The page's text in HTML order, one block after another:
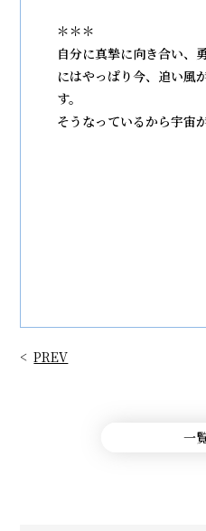
＊＊＊
自分に真摯に向き合い、
にはやっぱり今、追い風
す。
そうなっているから宇宙
PREV
一